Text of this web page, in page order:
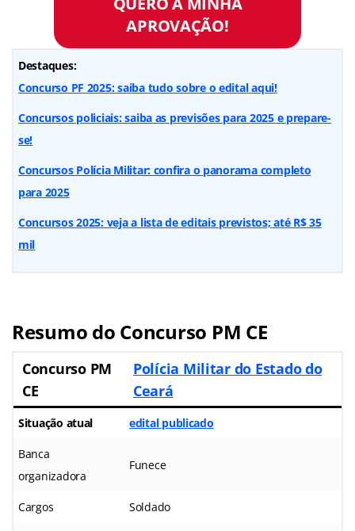
APROVAÇÃO!
Destaques:
Concurso PF 2025: saiba tudo sobre o edital aqui!
Concursos policiais: saiba as previsões para 2025 e prepare-
se!
Concursos Polícia Militar: confira o panorama completo
para 2025
Concursos 2025: veja a lista de editais previstos; até R$ 35
mil
Resumo do Concurso PM CE
Concurso PM
CE
Polícia Militar do Estado do
Ceará
Situação atual edital publicado
Banca
organizadora
Funece
Cargos Soldado